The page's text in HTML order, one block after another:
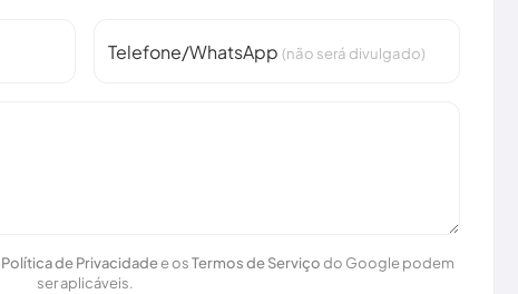
Telefone/WhatsApp (não será divulgado)
Política de Privacidadee osTermos de Serviçodo Google podem
ser aplicáveis.